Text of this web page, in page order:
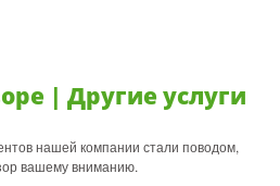
| Другие услуги
нашей компании стали поводом,
вашему вниманию.